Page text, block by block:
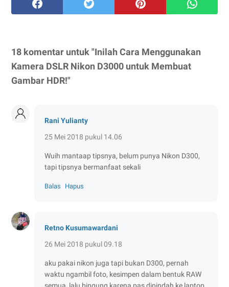
18 komentar untuk "Inilah Cara Menggunakan
Kamera DSLR Nikon D3000 untuk Membuat
Gambar HDR!"
Rani Yulianty
25 Mei 2018 pukul 14.06
Wuih mantaap tipsnya, belum punya Nikon D300,
tapi tipsnya bermanfaat sekali
Balas Hapus
Retno Kusumawardani
26 Mei 2018 pukul 09.18
aku pakai nikon juga tapi bukan D300, pernah
waktu ngambil foto, kesimpen dalam bentuk RAW
semua, lalu bingung karena pas dipindah ke laptop